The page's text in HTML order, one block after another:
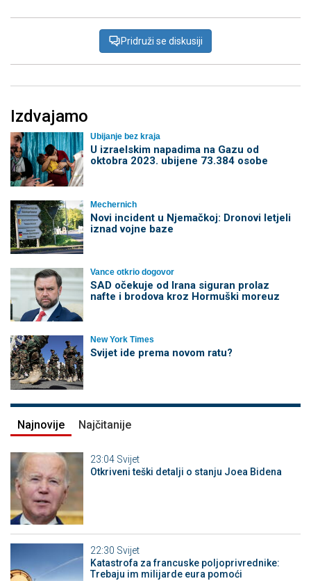
Pridruži se diskusiji
Izdvajamo
Ubijanje bez kraja
U izraelskim napadima na Gazu od
oktobra 2023. ubijene 73.384 osobe
Mechernich
Novi incident u Njemačkoj: Dronovi letjeli
iznad vojne baze
Vance otkrio dogovor
SAD očekuje od Irana siguran prolaz
nafte i brodova kroz Hormuški moreuz
New York Times
Svijet ide prema novom ratu?
Najnovije Najčitanije
23:04 Svijet
Otkriveni teški detalji o stanju Joea Bidena
22:30 Svijet
Katastrofa za francuske poljoprivrednike:
Trebaju im milijarde eura pomoći